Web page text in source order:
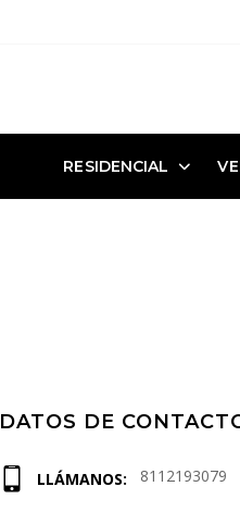
RESIDENCIAL
DATOS DE
LLÁMANOS: 8112193079